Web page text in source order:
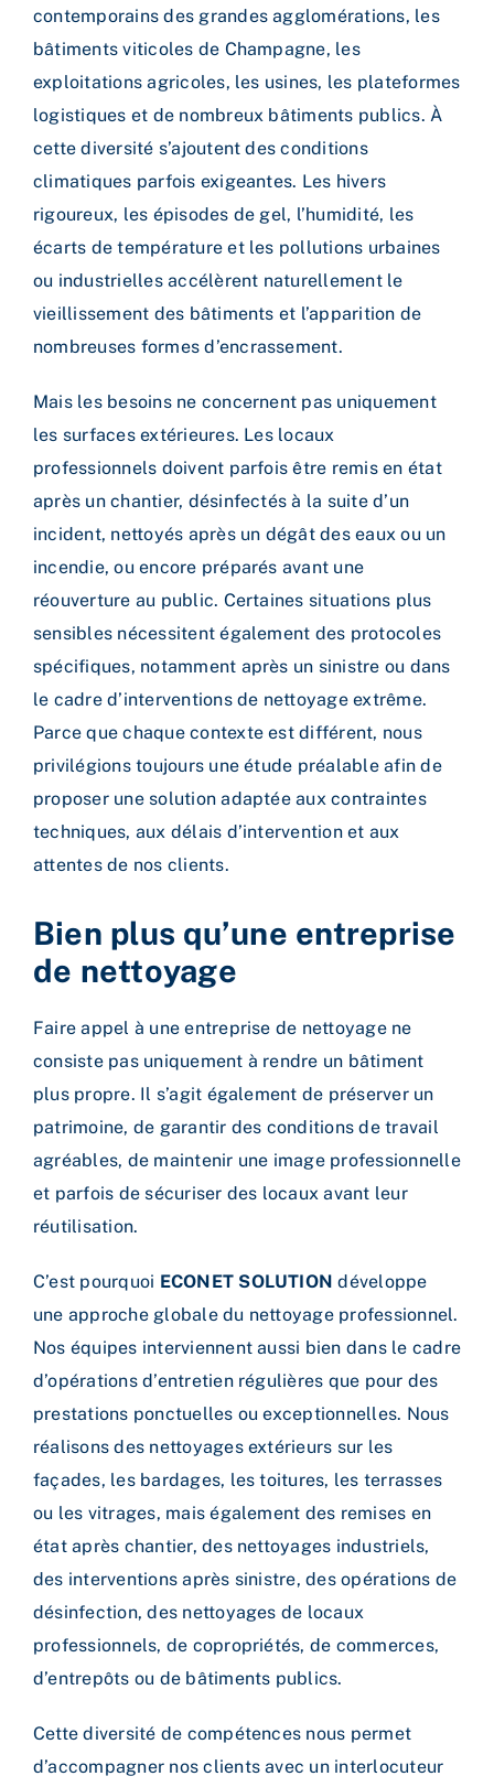
contemporains des grandes agglomérations, les
bâtiments viticoles de Champagne, les
exploitations agricoles, les usines, les plateformes
logistiques et de nombreux bâtiments publics. À
cette diversité s’ajoutent des conditions
climatiques parfois exigeantes. Les hivers
rigoureux, les épisodes de gel, l’humidité, les
écarts de température et les pollutions urbaines
ou industrielles accélèrent naturellement le
vieillissement des bâtiments et l’apparition de
nombreuses formes d’encrassement.
Mais les besoins ne concernent pas uniquement
les surfaces extérieures. Les locaux
professionnels doivent parfois être remis en état
après un chantier, désinfectés à la suite d’un
incident, nettoyés après un dégât des eaux ou un
incendie, ou encore préparés avant une
réouverture au public. Certaines situations plus
sensibles nécessitent également des protocoles
spécifiques, notamment après un sinistre ou dans
le cadre d’interventions de nettoyage extrême.
Parce que chaque contexte est différent, nous
privilégions toujours une étude préalable afin de
proposer une solution adaptée aux contraintes
techniques, aux délais d’intervention et aux
attentes de nos clients.
Bien plus qu’une entreprise
de nettoyage
Faire appel à une entreprise de nettoyage ne
consiste pas uniquement à rendre un bâtiment
plus propre. Il s’agit également de préserver un
patrimoine, de garantir des conditions de travail
agréables, de maintenir une image professionnelle
et parfois de sécuriser des locaux avant leur
réutilisation.
C’est pourquoi ECONET SOLUTION développe
une approche globale du nettoyage professionnel.
Nos équipes interviennent aussi bien dans le cadre
d’opérations d’entretien régulières que pour des
prestations ponctuelles ou exceptionnelles. Nous
réalisons des nettoyages extérieurs sur les
façades, les bardages, les toitures, les terrasses
ou les vitrages, mais également des remises en
état après chantier, des nettoyages industriels,
des interventions après sinistre, des opérations de
désinfection, des nettoyages de locaux
professionnels, de copropriétés, de commerces,
d’entrepôts ou de bâtiments publics.
Cette diversité de compétences nous permet
d’accompagner nos clients avec un interlocuteur